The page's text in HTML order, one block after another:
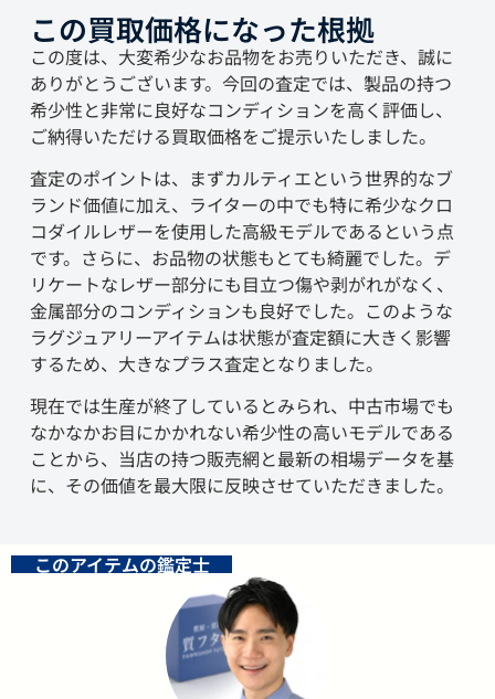
この買取価格になった根拠
この度は、大変希少なお品物をお売りいただき、誠に
ありがとうございます。今回の査定では、製品の持つ
希少性と非常に良好なコンディションを高く評価し、
ご納得いただける買取価格をご提示いたしました。
査定のポイントは、まずカルティエという世界的なブ
ランド価値に加え、ライターの中でも特に希少なクロ
コダイルレザーを使用した高級モデルであるという点
です。さらに、お品物の状態もとても綺麗でした。デ
リケートなレザー部分にも目立つ傷や剥がれがなく、
金属部分のコンディションも良好でした。このような
ラグジュアリーアイテムは状態が査定額に大きく影響
するため、大きなプラス査定となりました。
現在では生産が終了しているとみられ、中古市場でも
なかなかお目にかかれない希少性の高いモデルである
ことから、当店の持つ販売網と最新の相場データを基
に、その価値を最大限に反映させていただきました。
このアイテムの鑑定士